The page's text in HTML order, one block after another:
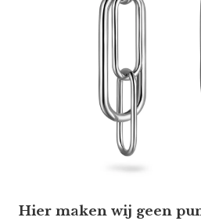
Hier maken wij geen